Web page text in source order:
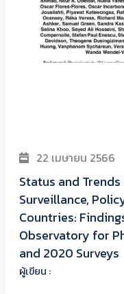
22 เมษายน 2566
Status and
Surveillance,
Countries:
Observatory for
and 2020 Surveys
ผู้เขียน :